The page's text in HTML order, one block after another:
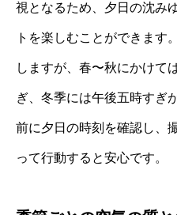
視となるため、夕日の沈み
トを楽しむことができます
しますが、春〜秋にかけて
ぎ、冬季には午後五時すぎ
前に夕日の時刻を確認し、
って行動すると安心です。